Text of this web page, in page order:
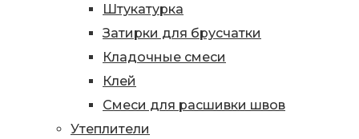
Штукатурка
Затирки для брусчатки
Кладочные смеси
Клей
Смеси для расшивки швов
Утеплители